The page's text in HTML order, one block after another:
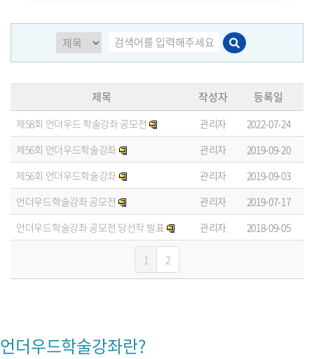
제목 작성자 등록일
제58회 언더우드 학술강좌 공모전 관리자
2022-07-24
제56회 언더우드학술강좌
관리자
2019-09-20
제56회 언더우드학술강좌
관리자
2019-09-03
언더우드학술강좌 공모전
관리자
2019-07-17
언더우드학술강좌 공모전 당선작 발표
관리자 2018-09-05
1 2
언더우드학술강좌란?